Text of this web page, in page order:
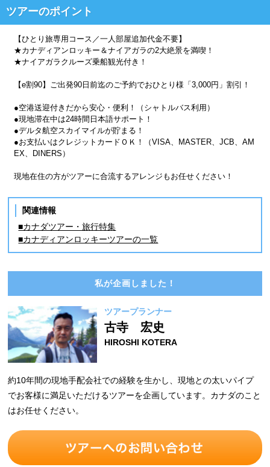
ツアーのポイント
【ひとり旅専用コース／一人部屋追加代金不要】
★カナディアンロッキー＆ナイアガラの2大絶景を満喫！
★ナイアガラクルーズ乗船観光付き！
【e割90】ご出発90日前迄のご予約でおひとり様「3,000円」割引！
●空港送迎付きだから安心・便利！（シャトルバス利用）
●現地滞在中は24時間日本語サポート！
●デルタ航空スカイマイルが貯まる！
●お支払いはクレジットカードＯＫ！（VISA、MASTER、JCB、AM
EX、DINERS）
現地在住の方がツアーに合流するアレンジもお任せください！
関連情報
■カナダツアー・旅行特集
■カナディアンロッキーツアーの一覧
私が企画しました！
ツアープランナー
古寺 宏史
HIROSHI KOTERA
約10年間の現地手配会社での経験を生かし、現地との太いパイプ
でお客様に満足いただけるツアーを企画しています。カナダのこと
はお任せください。